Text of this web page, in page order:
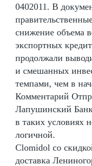
0402011. В
снижение объема
экспортных
продолжали
и смешанных
темпами, чем в
Комментарий
Лапушинский
в таких условиях
логичной.
Clomidol со
доставка